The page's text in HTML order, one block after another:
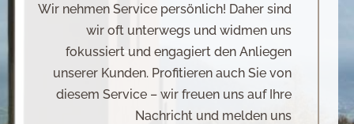
Wir nehmen Service persönlich! Daher sind
wir oft unterwegs und widmen uns
fokussiert und engagiert den Anliegen
unserer Kunden. Profitieren auch Sie von
diesem Service – wir freuen uns auf Ihre
Nachricht und melden uns